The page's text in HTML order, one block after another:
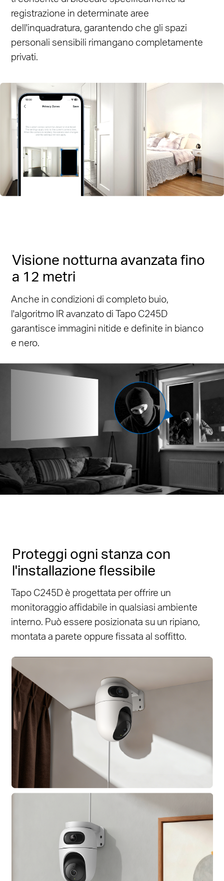
registrazione in determinate aree
dell'inquadratura, garantendo che gli spazi
personali sensibili rimangano completamente
privati.
Visione notturna avanzata fino
a 12 metri
Anche in condizioni di completo buio,
l'algoritmo IR avanzato di Tapo C245D
garantisce immagini nitide e definite in bianco
e nero.
Up to
Proteggi ogni stanza con
l'installazione flessibile
Tapo C245D è progettata per offrire un
monitoraggio affidabile in qualsiasi ambiente
interno. Può essere posizionata su un ripiano,
montata a parete oppure fissata al soffitto.